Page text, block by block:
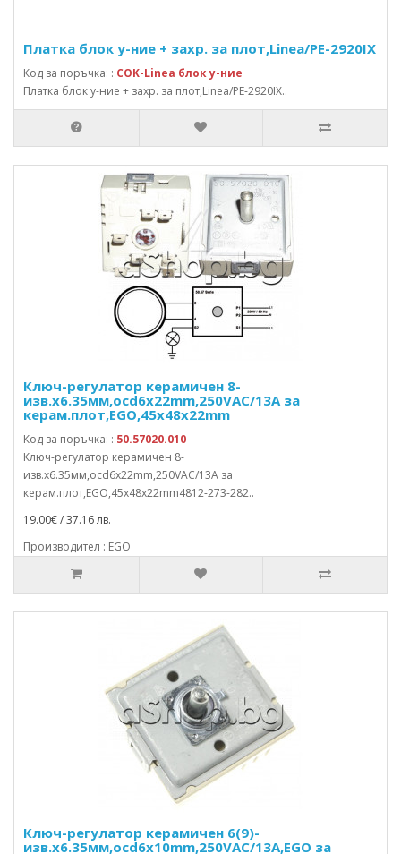
Платка блок у-ние + захр. за плот,Linea/PE-2920IX
Код за поръчка: : COK-Linea блок у-ние
Платка блок у-ние + захр. за плот,Linea/PE-2920IX..
Ключ-регулатор керамичен 8-
изв.x6.35мм,осd6x22mm,250VAC/13A за
керам.плот,EGO,45x48x22mm
Код за поръчка: : 50.57020.010
Ключ-регулатор керамичен 8-
изв.x6.35мм,осd6x22mm,250VAC/13A за
керам.плот,EGO,45x48x22mm4812-273-282..
19.00€ / 37.16 лв.
Производител : EGO
Ключ-регулатор керамичен 6(9)-
изв.x6.35мм,осd6x10mm,250VAC/13A,EGO за